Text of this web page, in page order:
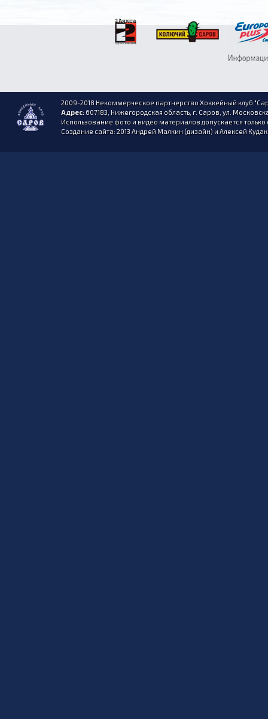
2009-2018 Некоммерческое партнерство Хоккейный клуб
Адрес:607183, Нижегородская область, г. Саров, ул.
Использование фото и видео материалов допускается
Создание сайта: 2013 Андрей Малкин (дизайн) и Алексей